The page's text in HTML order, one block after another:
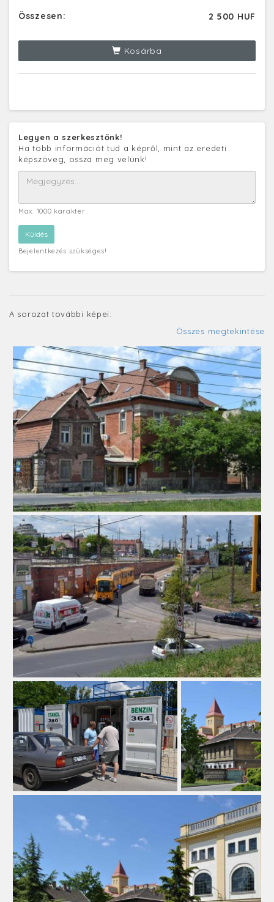
Összesen: 2 500 HUF
Kosárba
Legyen a szerkesztőnk!
Ha több információt tud a képről, mint az eredeti
képszöveg, ossza meg velünk!
Max. 1000 karakter
Bejelentkezés szükséges!
A sorozat további képei:
Összes megtekintése